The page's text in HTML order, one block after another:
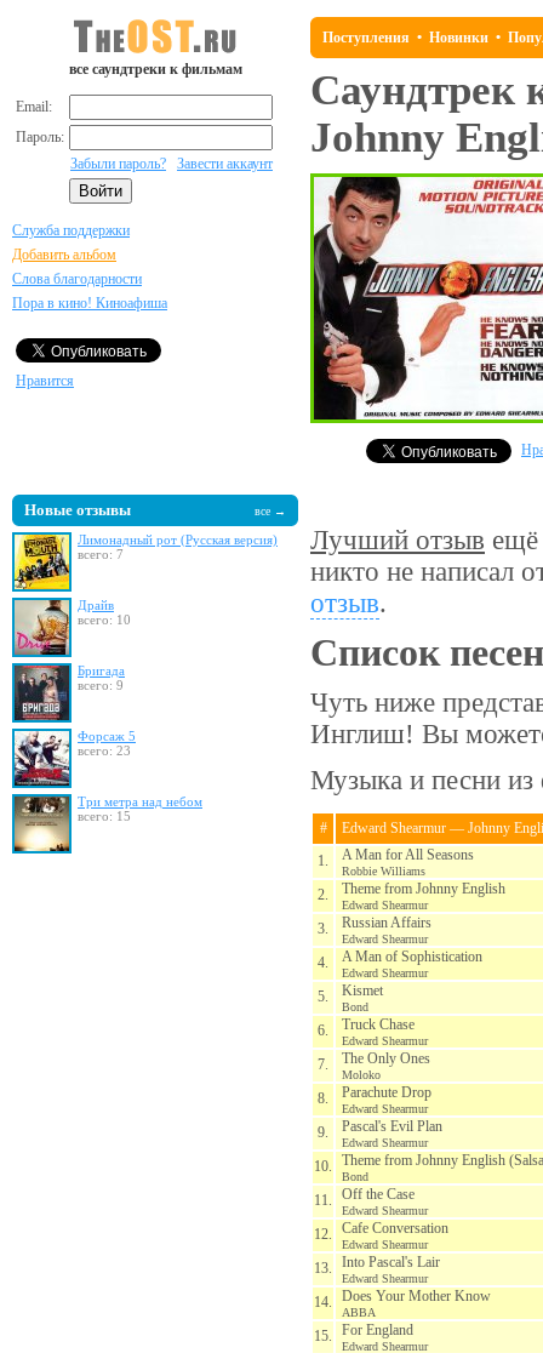
все саундтреки к фильмам
Email:
Пароль:
Забыли пароль?
Завести аккаунт
Служба поддержки
Добавить альбом
Слова благодарности
Пора в кино! Киноафиша
Нравится
Новые отзывы все →
Лимонадный рот (Русская версия)
всего: 7
Драйв
всего: 10
Бригада
всего: 9
Форсаж 5
всего: 23
Три метра над небом
всего: 15
Поступления • Новинки •
Саундтрек
Johnny
Лучший отзыв ещё
никто не написал
отзыв.
Список песен
Чуть ниже
Инглиш! Вы
Музыка и песни
#
Edward Shearmur — Johnny
1.
A Man for All Seasons
Robbie Williams
2. Theme from Johnny English
Edward Shearmur
3. Russian Affairs
Edward Shearmur
4. A Man of Sophistication
Edward Shearmur
5. Kismet
Bond
6. Truck Chase
Edward Shearmur
7. The Only Ones
Moloko
8. Parachute Drop
Edward Shearmur
9. Pascal's Evil Plan
Edward Shearmur
10. Theme from Johnny English
Bond
11. Off the Case
Edward Shearmur
12. Cafe Conversation
Edward Shearmur
13. Into Pascal's Lair
Edward Shearmur
14. Does Your Mother Know
ABBA
15. For England
Edward Shearmur